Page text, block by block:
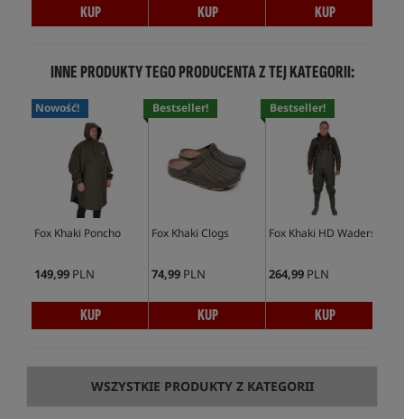
KUP KUP KUP
INNE PRODUKTY TEGO PRODUCENTA Z TEJ KATEGORII:
Nowość!
Fox Khaki Poncho
149,99 PLN
KUP
Bestseller!
Fox Khaki Clogs
74,99 PLN
KUP
Bestseller!
Fox Khaki HD Waders
264,99 PLN
KUP
WSZYSTKIE PRODUKTY Z KATEGORII